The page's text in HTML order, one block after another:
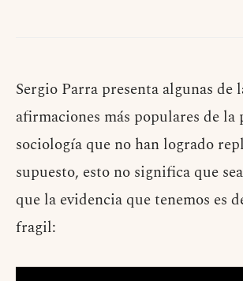
Sergio Parra presenta algunas de
afirmaciones más populares de la
sociología que no han logrado
supuesto, esto no significa que
que la evidencia que tenemos es
fragil: